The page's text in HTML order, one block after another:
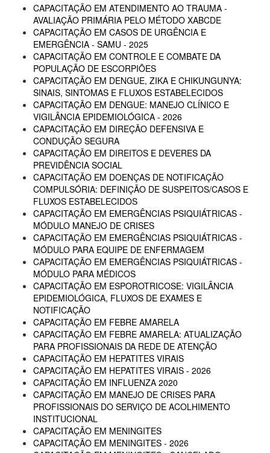
CAPACITAÇÃO EM ATENDIMENTO AO TRAUMA -
AVALIAÇÃO PRIMÁRIA PELO MÉTODO XABCDE
CAPACITAÇÃO EM CASOS DE URGÊNCIA E
EMERGÊNCIA - SAMU - 2025
CAPACITAÇÃO EM CONTROLE E COMBATE DA
POPULAÇÃO DE ESCORPIÕES
CAPACITAÇÃO EM DENGUE, ZIKA E CHIKUNGUNYA:
SINAIS, SINTOMAS E FLUXOS ESTABELECIDOS
CAPACITAÇÃO EM DENGUE: MANEJO CLÍNICO E
VIGILÂNCIA EPIDEMIOLÓGICA - 2026
CAPACITAÇÃO EM DIREÇÃO DEFENSIVA E
CONDUÇÃO SEGURA
CAPACITAÇÃO EM DIREITOS E DEVERES DA
PREVIDÊNCIA SOCIAL
CAPACITAÇÃO EM DOENÇAS DE NOTIFICAÇÃO
COMPULSÓRIA: DEFINIÇÃO DE SUSPEITOS/CASOS E
FLUXOS ESTABELECIDOS
CAPACITAÇÃO EM EMERGÊNCIAS PSIQUIÁTRICAS -
MÓDULO MANEJO DE CRISES
CAPACITAÇÃO EM EMERGÊNCIAS PSIQUIÁTRICAS -
MÓDULO PARA EQUIPE DE ENFERMAGEM
CAPACITAÇÃO EM EMERGÊNCIAS PSIQUIÁTRICAS -
MÓDULO PARA MÉDICOS
CAPACITAÇÃO EM ESPOROTRICOSE: VIGILÂNCIA
EPIDEMIOLÓGICA, FLUXOS DE EXAMES E
NOTIFICAÇÃO
CAPACITAÇÃO EM FEBRE AMARELA
CAPACITAÇÃO EM FEBRE AMARELA: ATUALIZAÇÃO
PARA PROFISSIONAIS DA REDE DE ATENÇÃO
CAPACITAÇÃO EM HEPATITES VIRAIS
CAPACITAÇÃO EM HEPATITES VIRAIS - 2026
CAPACITAÇÃO EM INFLUENZA 2020
CAPACITAÇÃO EM MANEJO DE CRISES PARA
PROFISSIONAIS DO SERVIÇO DE ACOLHIMENTO
INSTITUCIONAL
CAPACITAÇÃO EM MENINGITES
CAPACITAÇÃO EM MENINGITES - 2026